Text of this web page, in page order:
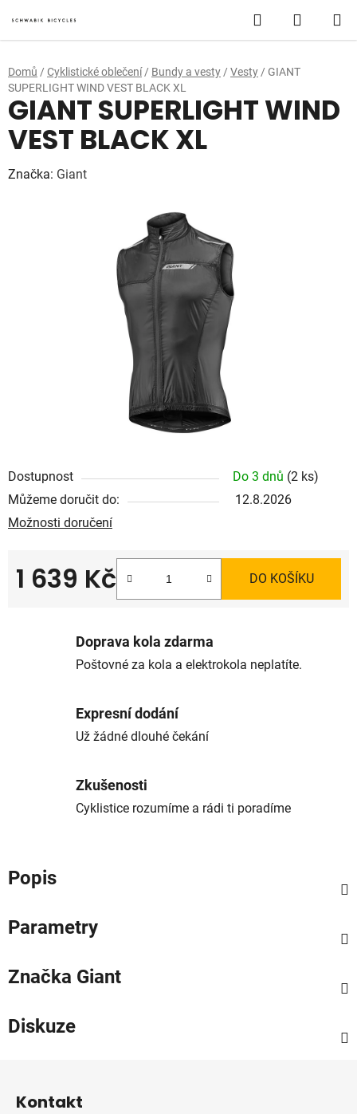
na
obsah
Hledat
KOŠÍK
Domů / Cyklistické oblečení / Bundy a vesty / Vesty / GIANT
SUPERLIGHT WIND VEST BLACK XL
Dostupnost Do 3 dnů (2 ks)
Můžeme doručit do:
12.8.2026
Možnosti doručení
1 639 Kč DO KOŠÍKU
GIANT SUPERLIGHT WIND
VEST BLACK XL
Značka: Giant
Doprava kola zdarma
Poštovné za kola a elektrokola neplatíte.
Expresní dodání
Už žádné dlouhé čekání
Zkušenosti
Cyklistice rozumíme a rádi ti poradíme
Popis
Parametry
Značka Giant
Diskuze
Kontakt